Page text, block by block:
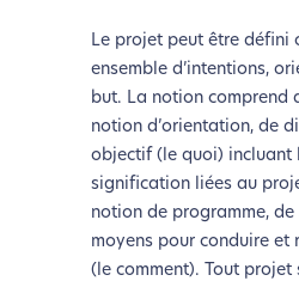
Le projet peut être défini
ensemble d’intentions,
but. La notion comprend
notion d’orientation, de
objectif (le quoi) incluant
signification liées au
notion de programme,
moyens pour conduire et
(le comment). Tout projet